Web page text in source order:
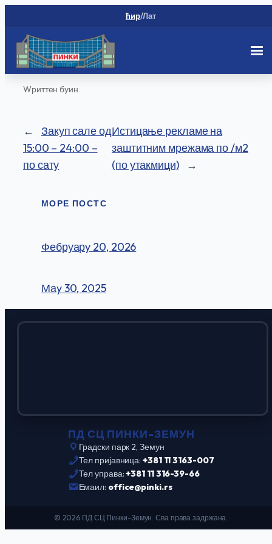
ћир/Лат
Wриттен бyин
←
Закуп сале од
15:00 – 24:00 –
по сату
Истицање рекламе на
заштитним мрежама по /м2
(по утакмици)
→
МОРЕ ПОСТС
Фебруарy 20, 2026
Маy 30, 2025
ПД СЦ ПИНКИ-ЗЕМУН
Градски парк 2, Земун
Тел пријавница: +381 11 3163-007
Тел управа:+381 11 316-39-66
Емаил: office@pinki.rs
© 2026 ПД СЦ Пинки-Земун. Сва права задржана.